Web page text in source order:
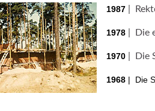
1987 |
1978 | Die
1970 | Die
1968 | Die